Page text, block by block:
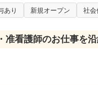
あり 新規オープン 社
准看護師のお仕事を